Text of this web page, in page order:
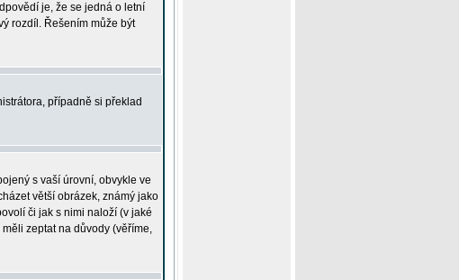
je, že se jedná o letní
rozdíl. Řešením může být
případně si překlad
s vaší úrovní, obvykle ve
větší obrázek, známý jako
či jak s nimi naloží (v jaké
zeptat na důvody (věříme,